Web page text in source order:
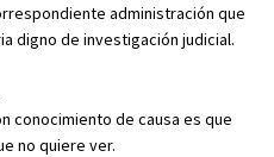
administración que
digno de investigación judicial.
conocimiento de causa es que
no quiere ver.